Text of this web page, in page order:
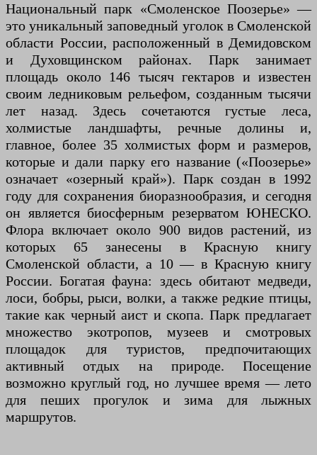
Национальный парк «Смоленское Поозерье» —
это уникальный заповедный уголок в Смоленской
области России, расположенный в Демидовском
и Духовщинском районах. Парк занимает
площадь около 146 тысяч гектаров и известен
своим ледниковым рельефом, созданным тысячи
лет назад. Здесь сочетаются густые леса,
холмистые ландшафты, речные долины и,
главное, более 35 холмистых форм и размеров,
которые и дали парку его название («Поозерье»
означает «озерный край»). Парк создан в 1992
году для сохранения биоразнообразия, и сегодня
он является биосферным резерватом ЮНЕСКО.
Флора включает около 900 видов растений, из
которых 65 занесены в Красную книгу
Смоленской области, а 10 — в Красную книгу
России. Богатая фауна: здесь обитают медведи,
лоси, бобры, рыси, волки, а также редкие птицы,
такие как черный аист и скопа. Парк предлагает
множество экотропов, музеев и смотровых
площадок для туристов, предпочитающих
активный отдых на природе. Посещение
возможно круглый год, но лучшее время — лето
для пеших прогулок и зима для лыжных
маршрутов.